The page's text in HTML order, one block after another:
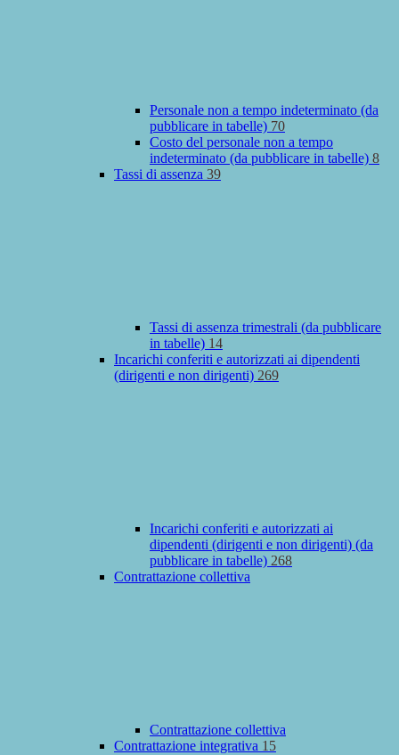
Personale non a tempo indeterminato (da
pubblicare in tabelle) 70
Costo del personale non a tempo
indeterminato (da pubblicare in tabelle) 8
Tassi di assenza 39
Tassi di assenza trimestrali (da pubblicare
in tabelle) 14
Incarichi conferiti e autorizzati ai dipendenti
(dirigenti e non dirigenti) 269
Incarichi conferiti e autorizzati ai
dipendenti (dirigenti e non dirigenti) (da
pubblicare in tabelle) 268
Contrattazione collettiva
Contrattazione collettiva
Contrattazione integrativa 15